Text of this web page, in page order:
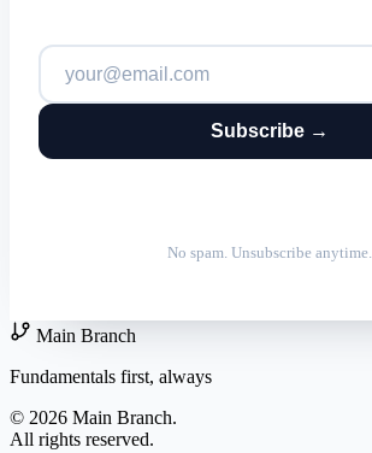
Subscribe →
No spam. Unsubscribe anytime.
Main Branch
Fundamentals first, always
© 2026 Main Branch.
All rights reserved.